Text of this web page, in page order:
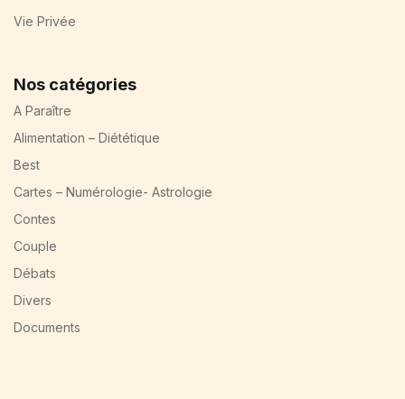
Vie Privée
Nos catégories
A Paraître
Alimentation – Diététique
Best
Cartes – Numérologie- Astrologie
Contes
Couple
Débats
Divers
Documents